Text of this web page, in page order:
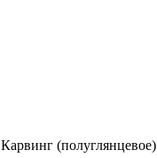
Карвинг (полуглянцевое)